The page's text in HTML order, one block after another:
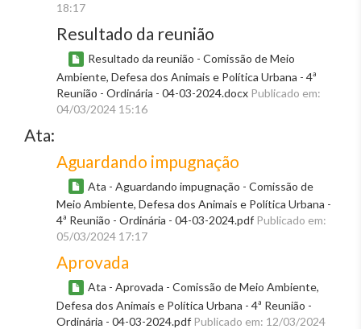
18:17
Resultado da reunião
Resultado da reunião - Comissão de Meio
Ambiente, Defesa dos Animais e Política Urbana - 4ª
Reunião - Ordinária - 04-03-2024.docx Publicado em:
04/03/2024 15:16
Ata:
Aguardando impugnação
Ata - Aguardando impugnação - Comissão de
Meio Ambiente, Defesa dos Animais e Política Urbana -
4ª Reunião - Ordinária - 04-03-2024.pdf Publicado em:
05/03/2024 17:17
Aprovada
Ata - Aprovada - Comissão de Meio Ambiente,
Defesa dos Animais e Política Urbana - 4ª Reunião -
Ordinária - 04-03-2024.pdf Publicado em: 12/03/2024